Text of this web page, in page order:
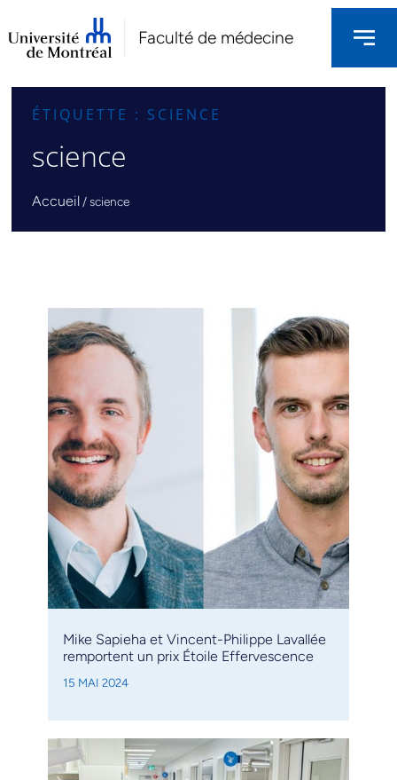
Faculté de médecine
ÉTIQUETTE : SCIENCE
science
Accueil /science
Mike Sapieha et Vincent-Philippe Lavallée
remportent un prix Étoile Effervescence
15 MAI 2024